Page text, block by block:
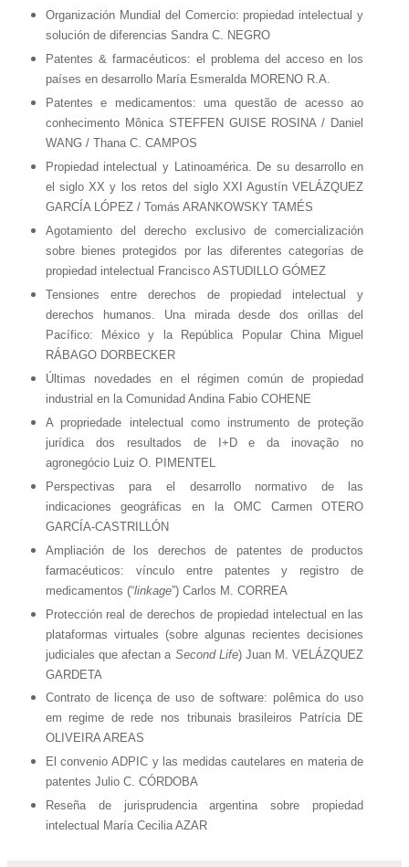
Organización Mundial del Comercio: propiedad intelectual y
solución de diferencias Sandra C. NEGRO
Patentes & farmacéuticos: el problema del acceso en los
países en desarrollo María Esmeralda MORENO R.A.
Patentes e medicamentos: uma questão de acesso ao
conhecimento Mônica STEFFEN GUISE ROSINA / Daniel
WANG / Thana C. CAMPOS
Propiedad intelectual y Latinoamérica. De su desarrollo en
el siglo XX y los retos del siglo XXI Agustín VELÁZQUEZ
GARCÍA LÓPEZ / Tomás ARANKOWSKY TAMÉS
Agotamiento del derecho exclusivo de comercialización
sobre bienes protegidos por las diferentes categorías de
propiedad intelectual Francisco ASTUDILLO GÓMEZ
Tensiones entre derechos de propiedad intelectual y
derechos humanos. Una mirada desde dos orillas del
Pacífico: México y la República Popular China Miguel
RÁBAGO DORBECKER
Últimas novedades en el régimen común de propiedad
industrial en la Comunidad Andina Fabio COHENE
A propriedade intelectual como instrumento de proteção
jurídica dos resultados de I+D e da inovação no
agronegócio Luiz O. PIMENTEL
Perspectivas para el desarrollo normativo de las
indicaciones geográficas en la OMC Carmen OTERO
GARCÍA-CASTRILLÓN
Ampliación de los derechos de patentes de productos
farmacéuticos: vínculo entre patentes y registro de
medicamentos (“linkage”) Carlos M. CORREA
Protección real de derechos de propiedad intelectual en las
plataformas virtuales (sobre algunas recientes decisiones
judiciales que afectan a Second Life) Juan M. VELÁZQUEZ
GARDETA
Contrato de licença de uso de software: polêmica do uso
em regime de rede nos tribunais brasileiros Patrícia DE
OLIVEIRA AREAS
El convenio ADPIC y las medidas cautelares en materia de
patentes Julio C. CÓRDOBA
Reseña de jurisprudencia argentina sobre propiedad
intelectual María Cecilia AZAR